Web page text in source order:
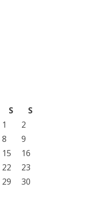
S
S
1
2
8
9
15
16
22
23
29
30